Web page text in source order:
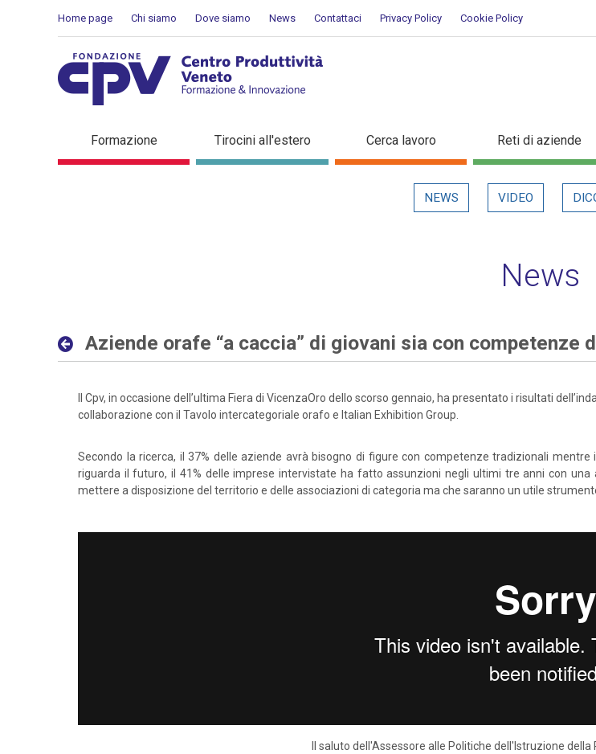
Home page Chi siamo Dove siamo News Contattaci Privacy Policy Cookie Policy
Aziende orafe “a caccia” di giovani sia con
Formazione Tirocini all'estero Cerca lavoro Reti di aziende
NEWS VIDEO
News
Aziende orafe “a caccia” di giovani sia con competenze
Il Cpv, in occasione dell’ultima Fiera di VicenzaOro dello scorso gennaio, ha presentato i risultati
collaborazione con il Tavolo intercategoriale orafo e Italian Exhibition Group.
Secondo la ricerca, il 37% delle aziende avrà bisogno di figure con competenze tradizionali
riguarda il futuro, il 41% delle imprese intervistate ha fatto assunzioni negli ultimi tre anni con
mettere a disposizione del territorio e delle associazioni di categoria ma che saranno un utile
Il saluto dell'Assessore alle Politiche dell'Istruzione